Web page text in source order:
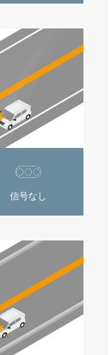
信号なし